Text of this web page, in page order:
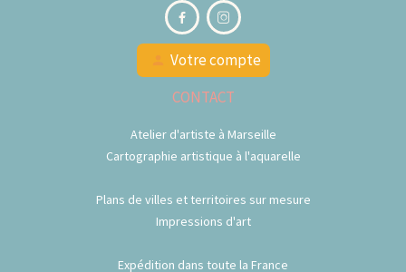
 
Votre compte
CONTACT
Atelier d'artiste à Marseille
Cartographie artistique à l'aquarelle
Plans de villes et territoires sur mesure
Impressions d'art
Expédition dans toute la France